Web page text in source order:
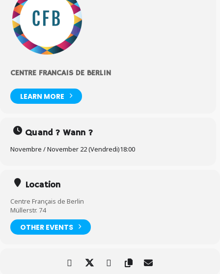
CENTRE FRANCAIS DE BERLIN
LEARN MORE
Quand ? Wann ?
Novembre / November 22 (Vendredi)18:00
Location
Centre Français de Berlin
Müllerstr. 74
OTHER EVENTS